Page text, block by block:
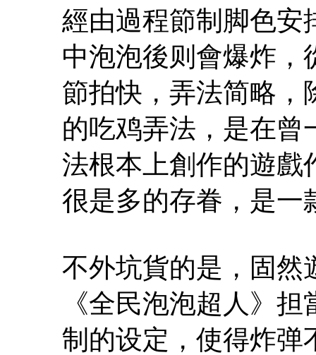
經由過程節制脚色安
中泡泡後则會爆炸，
節拍快，弄法简略，
的吃鸡弄法，是在曾
法根本上創作的遊戲
很是多的存眷，是一
不外坑貨的是，固然
《全民泡泡超人》
制的设定，使得炸弹